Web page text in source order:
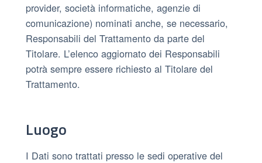
provider, società informatiche, agenzie di
comunicazione) nominati anche, se necessario,
Responsabili del Trattamento da parte del
Titolare. L’elenco aggiornato dei Responsabili
potrà sempre essere richiesto al Titolare del
Trattamento.
Luogo
I Dati sono trattati presso le sedi operative del